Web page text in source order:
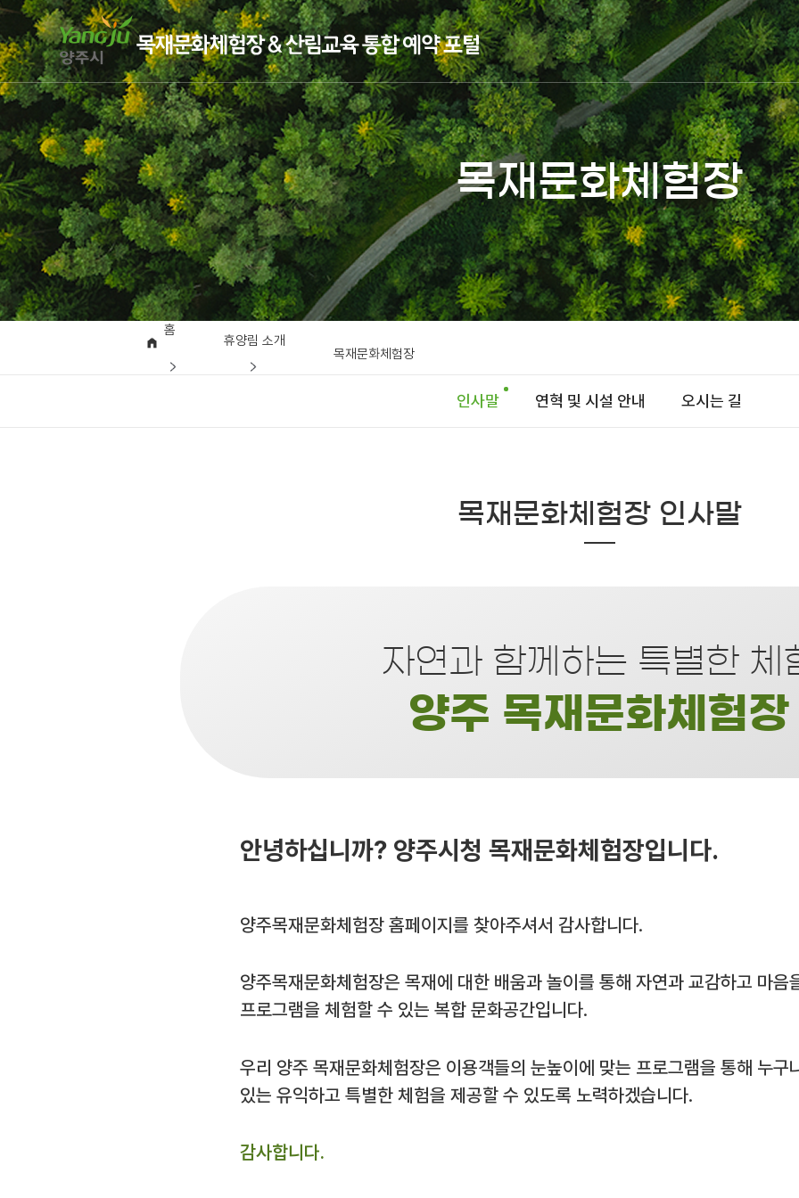
목재문화체험장
홈
휴양림 소개
목재문화체험장
인사말 연혁 및 시설 안내 오시는 길
목재문화체험장 인사말
자연과 함께하는 특별한 체
양주 목재문화체험장
안녕하십니까? 양주시청 목재문화체험장입니다.
양주목재문화체험장 홈페이지를 찾아주셔서 감사합니다.
양주목재문화체험장은 목재에 대한 배움과 놀이를 통해 자연과 교감하고 마음
프로그램을 체험할 수 있는 복합 문화공간입니다.
우리 양주 목재문화체험장은 이용객들의 눈높이에 맞는 프로그램을 통해 누구
있는 유익하고 특별한 체험을 제공할 수 있도록 노력하겠습니다.
감사합니다.